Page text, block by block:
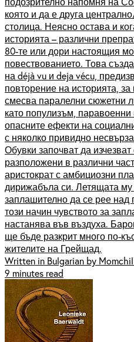
която и да е друга
столица. Неясно остава и
историята – различни
80-те или дори настоящия
повествованието. Това
на déjà vu и deja vécu,
повторение на историята,
смесва паралелни сюжетни
като популизъм,
опасните ефекти на
с няколко привидно
Обувки започват да
разположени в различни
аристократ с амбициозни
дирижабъла си. Летящата му
заплашително да се рее
този начин чувството за
настанява във въздуха.
ще бъде разкрит много по-
жителите на Грейщад.
Written in Bulgarian by
9 minutes read